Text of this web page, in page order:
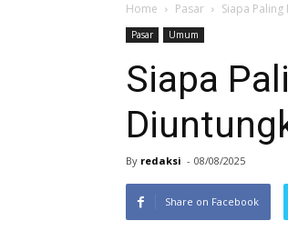
Home Pasar Siapa
Pasar Umum
Siapa
By redaksi - 08/08/2025
Share on Facebook